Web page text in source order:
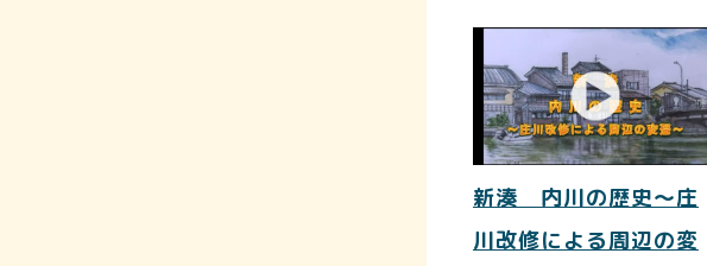
新湊 内川の歴史～庄
川改修による周辺の変